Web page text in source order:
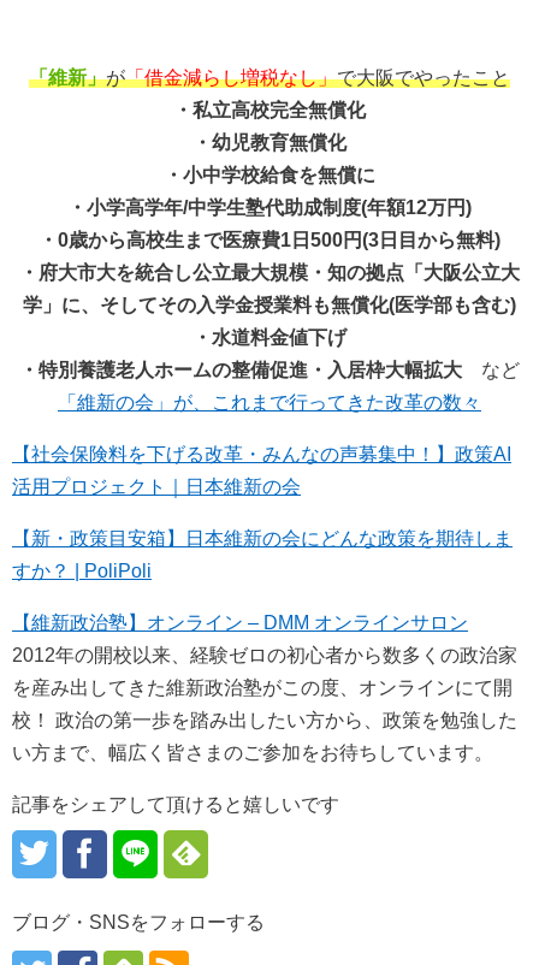
「維新」が「借金減らし増税なし」で大阪でやったこと
・私立高校完全無償化
・幼児教育無償化
・小中学校給食を無償に
・小学高学年/中学生塾代助成制度(年額12万円)
・0歳から高校生まで医療費1日500円(3日目から無料)
・府大市大を統合し公立最大規模・知の拠点「大阪公立大
学」に、そしてその入学金授業料も無償化(医学部も含む)
・水道料金値下げ
・特別養護老人ホームの整備促進・入居枠大幅拡大 など
「維新の会」が、これまで行ってきた改革の数々
【社会保険料を下げる改革・みんなの声募集中！】政策AI
活用プロジェクト｜日本維新の会
【新・政策目安箱】日本維新の会にどんな政策を期待しま
すか？ | PoliPoli
【維新政治塾】オンライン – DMM オンラインサロン
2012年の開校以来、経験ゼロの初心者から数多くの政治家
を産み出してきた維新政治塾がこの度、オンラインにて開
校！ 政治の第一歩を踏み出したい方から、政策を勉強した
い方まで、幅広く皆さまのご参加をお待ちしています。
記事をシェアして頂けると嬉しいです
ブログ・SNSをフォローする